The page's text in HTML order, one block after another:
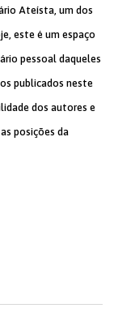
Ateísta, um dos
este é um espaço
pessoal daqueles
publicados neste
dos autores e
posições da